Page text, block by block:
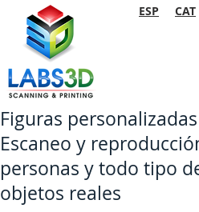
ESP CAT
Figuras
Escaneo y
personas y todo tipo
objetos reales